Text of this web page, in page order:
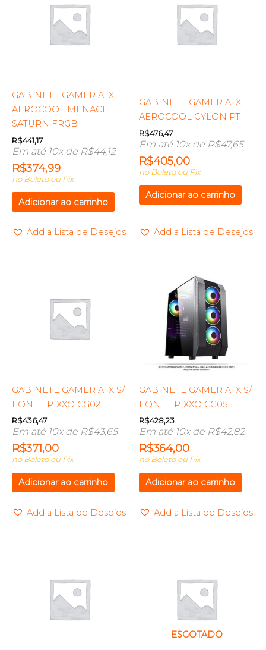
GABINETE GAMER ATX
AEROCOOL MENACE
SATURN FRGB
R$441,17
Em até 10x de R$44,12
R$374,99
no Boleto ou Pix
Adicionar ao carrinho
Add a Lista de Desejos
GABINETE GAMER ATX
AEROCOOL CYLON PT
R$476,47
Em até 10x de R$47,65
R$405,00
no Boleto ou Pix
Adicionar ao carrinho
Add a Lista de Desejos
GABINETE GAMER ATX S/
FONTE PIXXO CG02
R$436,47
Em até 10x de R$43,65
R$371,00
no Boleto ou Pix
Adicionar ao carrinho
Add a Lista de Desejos
GABINETE GAMER ATX S/
FONTE PIXXO CG05
R$428,23
Em até 10x de R$42,82
R$364,00
no Boleto ou Pix
Adicionar ao carrinho
Add a Lista de Desejos
ESGOTADO